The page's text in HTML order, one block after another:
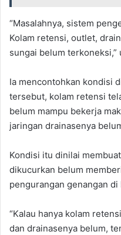
“Masalahnya, sistem
Kolam retensi, outlet,
sungai belum terkoneksi,”
Ia mencontohkan kondisi
tersebut, kolam retensi
belum mampu bekerja
jaringan drainasenya
Kondisi itu dinilai
dikucurkan belum
pengurangan genangan
“Kalau hanya kolam
dan drainasenya belum,